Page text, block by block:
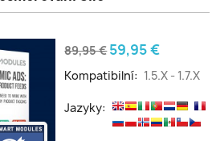
Běžná
89,95 €Cena
59,95 €
Kompatibilní: 1.5.x - 1.7.x
Jazyky: